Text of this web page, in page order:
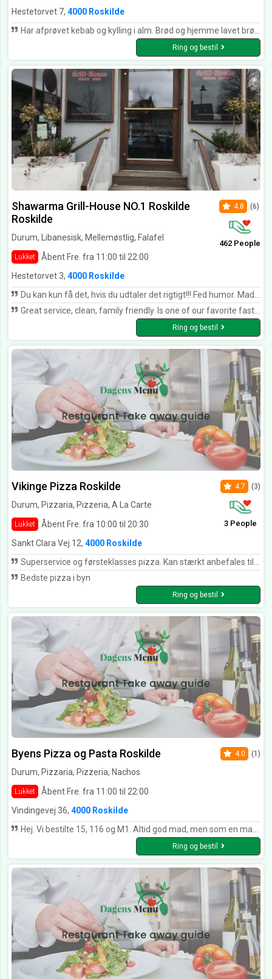
Hestetorvet 7, 4000 Roskilde
Har afprøvet kebab og kylling i alm. Brød og hjemme lavet brød og Div. Pizza stykker gennem flere år og har aldrig haft noget at klage vildt over. Skal ‼️ jeg finde noget så skal det være at de bæger man får med hjem med majo osv. De er temmelig svære at åbne 😛 Den chili man får med er ikke sååå stærk. Og kyllingekødet ville blive endnu mere lækkert hvis det lige fik lidt grill krydderi Men intet så galt at man ikke kommer igen. 😊
Ring og bestil
Shawarma Grill-House NO.1 Roskilde
Roskilde
Durum, Libanesisk, Mellemøstlig, Falafel
Lukket Åbent Fre. fra 11:00 til 22:00
4.8 (6)
462 People
Hestetorvet 3, 4000 Roskilde
Du kan kun få det, hvis du udtaler det rigtigt!!! Fed humor. Maden til tiden, god dyb smag, fint kød, og nok...kan varmt anbefales. *****
Great service, clean, family friendly. Is one of our favorite fast-food places in Roskilde
Ring og bestil
Vikinge Pizza Roskilde
Durum, Pizzaria, Pizzeria, A La Carte
Lukket Åbent Fre. fra 10:00 til 20:30
4.7 (3)
3 People
Sankt Clara Vej 12, 4000 Roskilde
Superservice og førsteklasses pizza. Kan stærkt anbefales til alle vikinger👍🏻👍🏻👍🏻👍🏻👍🏻
Bedste pizza i byn
Ring og bestil
Byens Pizza og Pasta Roskilde
Durum, Pizzaria, Pizzeria, Nachos
Lukket Åbent Fre. fra 11:00 til 22:00
4.0 (1)
Vindingevej 36, 4000 Roskilde
Hej. Vi bestilte 15, 116 og M1. Altid god mad, men som en mad kender som jeg er. Er i begyndt at bruge allehånde og nellike i jeres burger op til julen. Så hold lidt igen, de var lige til den søde side.... Vh Kim Holgersen
Ring og bestil